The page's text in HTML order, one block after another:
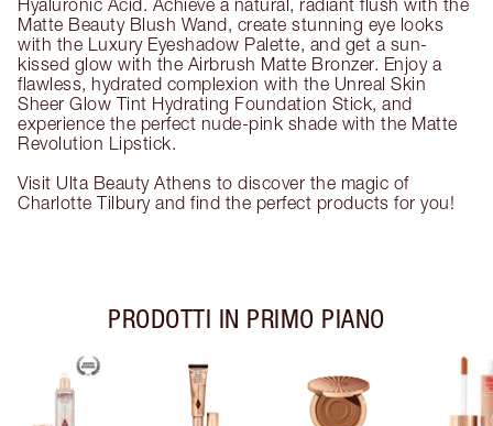
Hyaluronic Acid. Achieve a natural, radiant flush with the
Matte Beauty Blush Wand, create stunning eye looks
with the Luxury Eyeshadow Palette, and get a sun-
kissed glow with the Airbrush Matte Bronzer. Enjoy a
flawless, hydrated complexion with the Unreal Skin
Sheer Glow Tint Hydrating Foundation Stick, and
experience the perfect nude-pink shade with the Matte
Revolution Lipstick.
Visit Ulta Beauty Athens to discover the magic of
Charlotte Tilbury and find the perfect products for you!
PRODOTTI IN PRIMO PIANO